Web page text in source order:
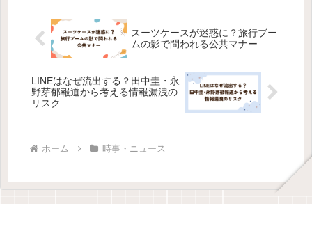
スーツケースが迷惑に？旅行ブー
ムの影で問われる公共マナー
LINEはなぜ流出する？田中圭・永
野芽郁報道から考える情報漏洩の
リスク
ホーム 時事・ニュース